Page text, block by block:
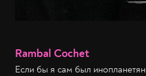
Rambal Cochet
Если бы я сам был